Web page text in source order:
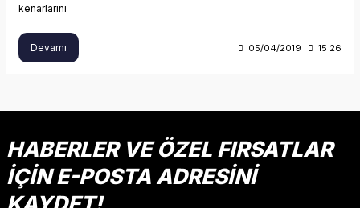
kenarlarını
Devamı 05/04/2019 15:26
HABERLER VE ÖZEL FIRSATLAR
İÇİN E-POSTA ADRESİNİ